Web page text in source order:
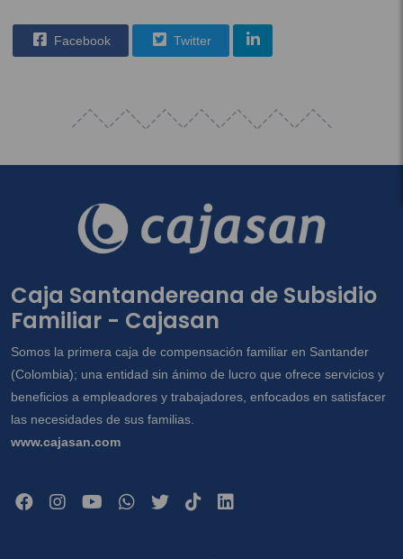
Facebook Twitter
Caja Santandereana de Subsidio
Familiar - Cajasan
Somos la primera caja de compensación familiar en Santander
(Colombia); una entidad sin ánimo de lucro que ofrece servicios y
beneficios a empleadores y trabajadores, enfocados en satisfacer
las necesidades de sus familias.
www.cajasan.com